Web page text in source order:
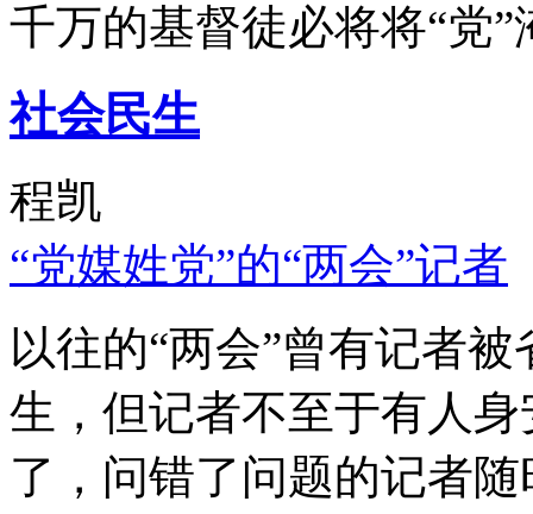
千万的基督徒必将将“党”
社会民生
程凯
“党媒姓党”的“两会”记者
以往的“两会”曾有记者
生，但记者不至于有人
了，问错了问题的记者